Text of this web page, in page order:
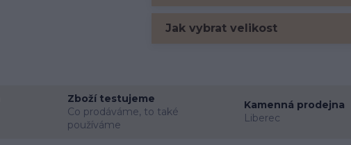
Jak vybrat velikost
Zboží testujeme
Co prodáváme, to také
používáme
Kamenná prodejna
Liberec